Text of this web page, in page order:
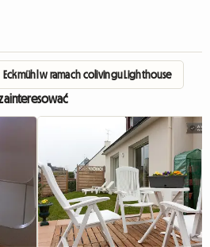
Eckmühl w ramach colivingu Lighthouse